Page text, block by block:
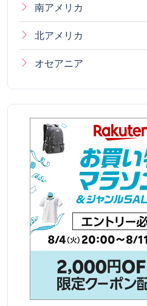
南アメリカ
北アメリカ
オセアニア